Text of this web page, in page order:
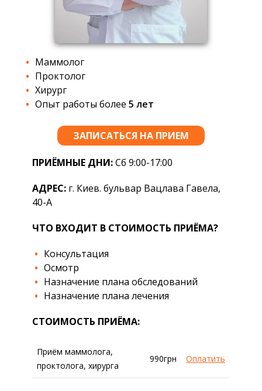
Маммолог
Проктолог
Хирург
Опыт работы более 5 лет
ЗАПИСАТЬСЯ НА ПРИЕМ
ПРИЁМНЫЕ ДНИ:Сб 9:00-17:00
АДРЕС: г. Киев. бульвар Вацлава Гавела,
40-А
ЧТО ВХОДИТ В СТОИМОСТЬ ПРИЁМА?
Консультация
Осмотр
Назначение плана обследований
Назначение плана лечения
СТОИМОСТЬ ПРИЁМА:
Приём маммолога,
проктолога, хирурга
990грн Оплатить